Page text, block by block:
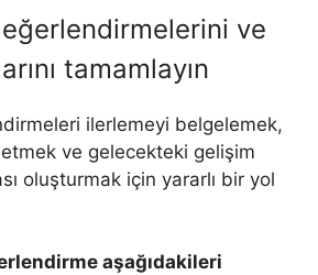
ve
tamamlayın
ilerlemeyi belgelemek,
etmek ve gelecekteki gelişim
oluşturmak için yararlı bir yol
aşağıdakileri